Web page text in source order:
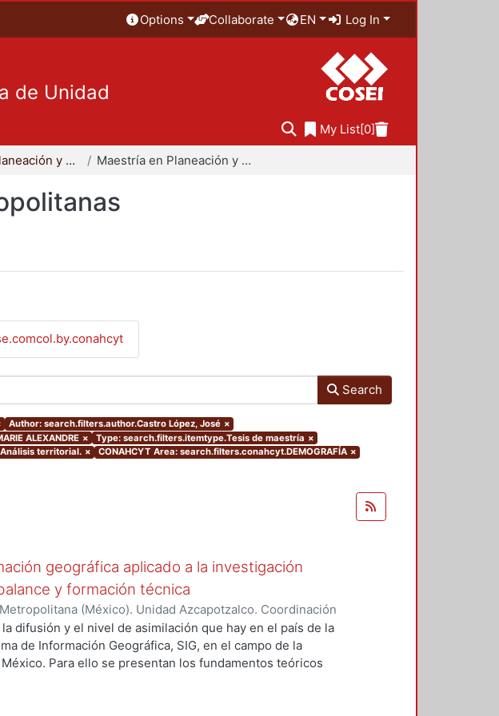
Options Collaborate EN Log In
de Unidad
My List[0]
Maestría en Planeación y Políticas Metropolitanas Maestría en Planeación y Políticas Metropolitanas
Search
Author: search.filters.author.Castro López, José ×
ALEXANDRE × Type: search.filters.itemtype.Tesis de maestría ×
territorial. × CONAHCYT Area: search.filters.conahcyt.DEMOGRAFÍA ×
geográfica aplicado a la investigación
y formación técnica
(México). Unidad Azcapotzalco. Coordinación
,2011) Castro López, José
difusión y el nivel de asimilación que hay en el país de la
de Información Geográfica, SIG, en el campo de la
Para ello se presentan los fundamentos teóricos